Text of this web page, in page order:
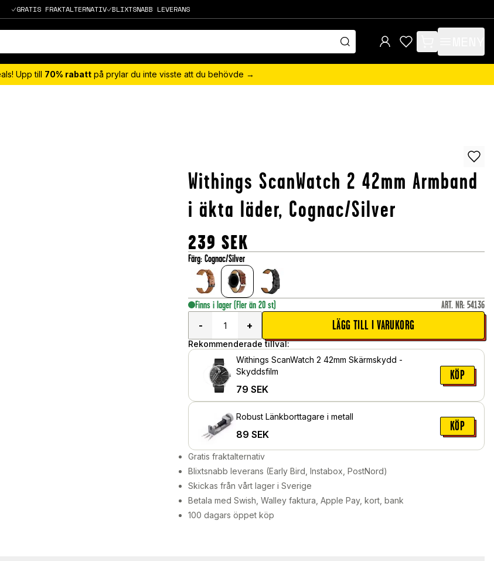
GRATIS FRAKTALTERNATIV BLIXTSNABB LEVERANS
items in cart, view
Upp till 70% rabatt på prylar du inte visste att du behövde →
Withings ScanWatch 2 42mm Armband
i äkta läder, Cognac/Silver
239 SEK
Färg:Cognac/Silver
Finns i lager (Fler än 20 st) ART. NR: 54136
-
+ LÄGG TILL I VARUKORG
Rekommenderade tillval:
Withings ScanWatch 2 42mm Skärmskydd -
Skyddsfilm
79 SEK
KÖP
Robust Länkborttagare i metall
89 SEK
KÖP
Gratis fraktalternativ
Blixtsnabb leverans (Early Bird, Instabox, PostNord)
Skickas från vårt lager i Sverige
Betala med Swish, Walley faktura, Apple Pay, kort, bank
100 dagars öppet köp